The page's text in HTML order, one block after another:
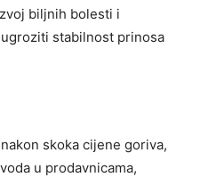
biljnih bolesti i
stabilnost prinosa
skoka cijene goriva,
u prodavnicama,